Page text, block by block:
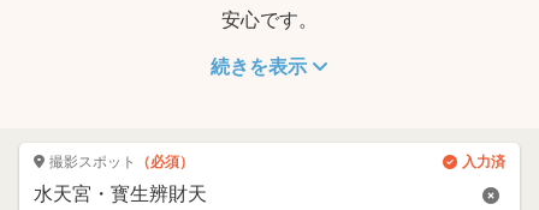
安心です。
続きを表示
撮影スポット （必須） 入力済